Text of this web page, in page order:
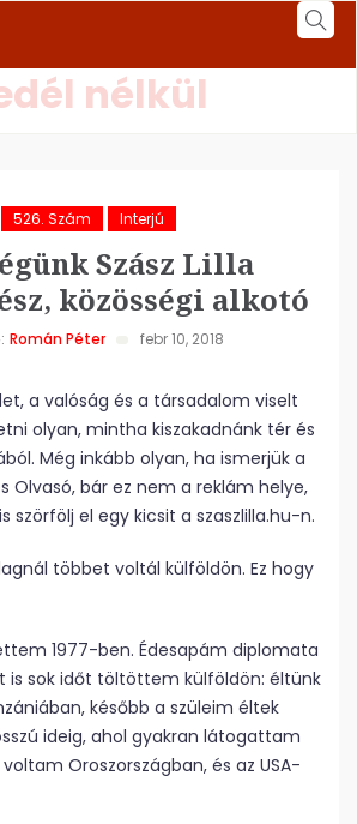
nélkül
526. Szám Interjú
Szász Lilla
közösségi alkotó
Román Péter febr 10, 2018
a valóság és a társadalom viselt
olyan, mintha kiszakadnánk tér és
Még inkább olyan, ha ismerjük a
Olvasó, bár ez nem a reklám helye,
szörfölj el egy kicsit a szaszlilla.hu-n.
többet voltál külföldön. Ez hogy
1977-ben. Édesapám diplomata
is sok időt töltöttem külföldön: éltünk
később a szüleim éltek
ideig, ahol gyakran látogattam
Oroszországban, és az USA-